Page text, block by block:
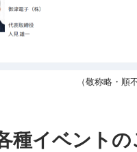
（敬称略・順
種イベントの